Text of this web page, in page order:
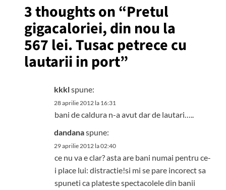
3 thoughts on “Pretul
gigacaloriei, din nou la
567 lei. Tusac petrece cu
lautarii in port”
kkklspune:
28 aprilie 2012 la 16:31
bani de caldura n-a avut dar de lautari…..
dandanaspune:
29 aprilie 2012 la 02:40
ce nu va e clar? asta are bani numai pentru ce-
i place lui: distractie!si mi se pare incorect sa
spuneti ca plateste spectacolele din banii